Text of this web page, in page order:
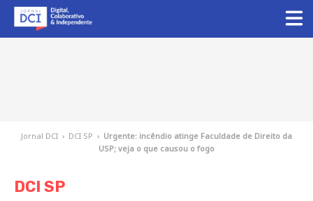
Jornal DCI › DCI SP › Urgente: incêndio atinge Faculdade de Direito da
USP; veja o que causou o fogo
DCI SP